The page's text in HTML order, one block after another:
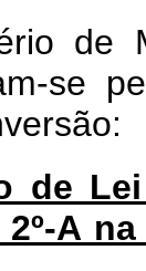
de
se
de
A